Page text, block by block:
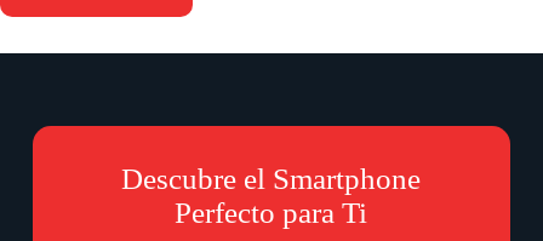
Descubre el Smartphone
Perfecto para Ti